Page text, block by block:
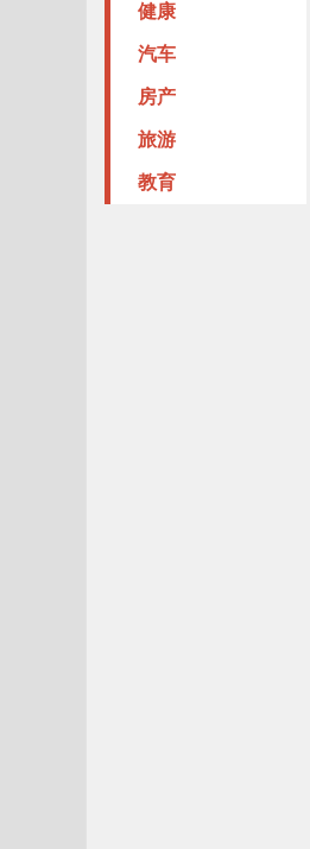
健康
汽车
房产
旅游
教育